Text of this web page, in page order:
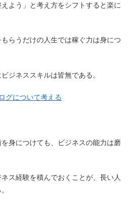
えよう」と考え方をシフトすると楽に
らうだけの人生では稼ぐ力は身につ
ジネススキルは皆無である。
グについて考える
身につけても、ビジネスの能力は磨
ス経験を積んでおくことが、長い人